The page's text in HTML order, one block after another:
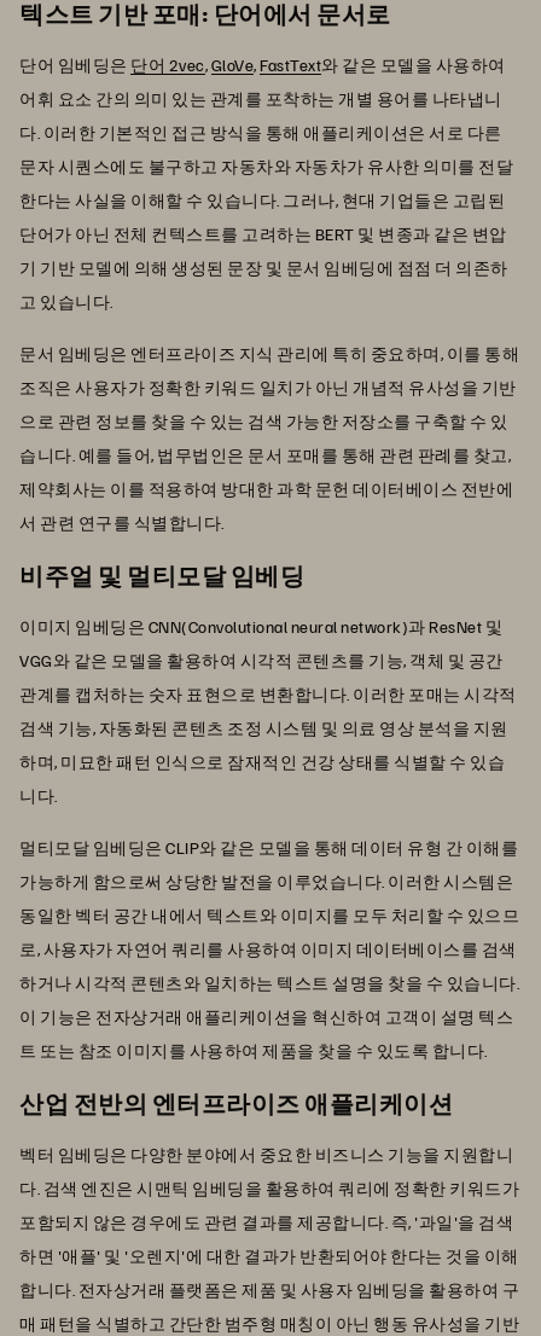
텍스트 기반 포매: 단어에서 문서로
단어 임베딩은 단어 2vec,GloVe,FastText와 같은 모델을 사용하여
어휘 요소 간의 의미 있는 관계를 포착하는 개별 용어를 나타냅니
다. 이러한 기본적인 접근 방식을 통해 애플리케이션은 서로 다른
문자 시퀀스에도 불구하고 자동차와 자동차가 유사한 의미를 전달
한다는 사실을 이해할 수 있습니다. 그러나, 현대 기업들은 고립된
단어가 아닌 전체 컨텍스트를 고려하는 BERT 및 변종과 같은 변압
기 기반 모델에 의해 생성된 문장 및 문서 임베딩에 점점 더 의존하
고 있습니다.
문서 임베딩은 엔터프라이즈 지식 관리에 특히 중요하며, 이를 통해
조직은 사용자가 정확한 키워드 일치가 아닌 개념적 유사성을 기반
으로 관련 정보를 찾을 수 있는 검색 가능한 저장소를 구축할 수 있
습니다. 예를 들어, 법무법인은 문서 포매를 통해 관련 판례를 찾고,
제약회사는 이를 적용하여 방대한 과학 문헌 데이터베이스 전반에
서 관련 연구를 식별합니다.
비주얼 및 멀티모달 임베딩
이미지 임베딩은 CNN(Convolutional neural network)과 ResNet 및
VGG와 같은 모델을 활용하여 시각적 콘텐츠를 기능, 객체 및 공간
관계를 캡처하는 숫자 표현으로 변환합니다. 이러한 포매는 시각적
검색 기능, 자동화된 콘텐츠 조정 시스템 및 의료 영상 분석을 지원
하며, 미묘한 패턴 인식으로 잠재적인 건강 상태를 식별할 수 있습
니다.
멀티모달 임베딩은 CLIP와 같은 모델을 통해 데이터 유형 간 이해를
가능하게 함으로써 상당한 발전을 이루었습니다. 이러한 시스템은
동일한 벡터 공간 내에서 텍스트와 이미지를 모두 처리할 수 있으므
로, 사용자가 자연어 쿼리를 사용하여 이미지 데이터베이스를 검색
하거나 시각적 콘텐츠와 일치하는 텍스트 설명을 찾을 수 있습니다.
이 기능은 전자상거래 애플리케이션을 혁신하여 고객이 설명 텍스
트 또는 참조 이미지를 사용하여 제품을 찾을 수 있도록 합니다.
산업 전반의 엔터프라이즈 애플리케이션
벡터 임베딩은 다양한 분야에서 중요한 비즈니스 기능을 지원합니
다. 검색 엔진은 시맨틱 임베딩을 활용하여 쿼리에 정확한 키워드가
포함되지 않은 경우에도 관련 결과를 제공합니다. 즉, '과일'을 검색
하면 '애플' 및 '오렌지'에 대한 결과가 반환되어야 한다는 것을 이해
합니다. 전자상거래 플랫폼은 제품 및 사용자 임베딩을 활용하여 구
매 패턴을 식별하고 간단한 범주형 매칭이 아닌 행동 유사성을 기반